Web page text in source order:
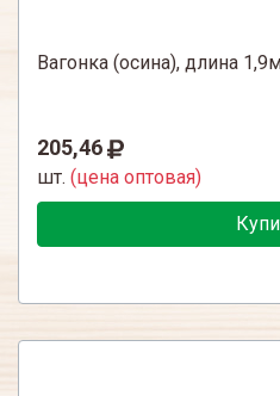
Вагонка (осина), длина
205,46
шт. (цена оптовая)